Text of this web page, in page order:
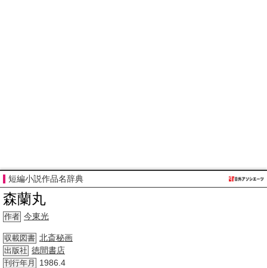
短編小説作品名辞典
森蘭丸
作者 今東光
収載図書 北斎秘画
出版社 徳間書店
刊行年月 1986.4